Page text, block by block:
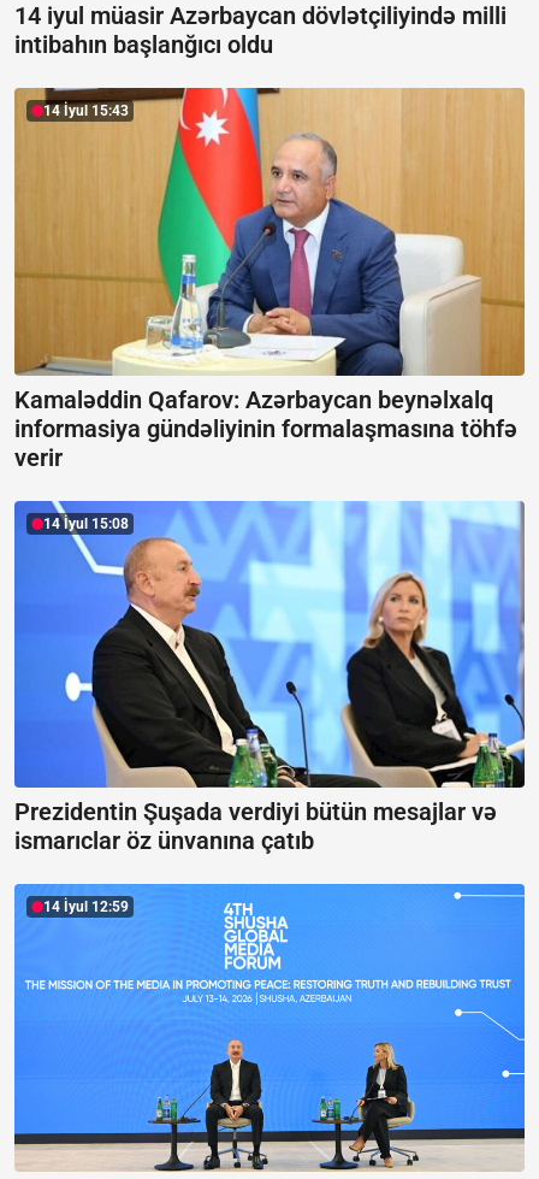
14 iyul müasir Azərbaycan dövlətçiliyində milli
intibahın başlanğıcı oldu
14 İyul 15:43
Kamaləddin Qafarov: Azərbaycan beynəlxalq
informasiya gündəliyinin formalaşmasına töhfə
verir
14 İyul 15:08
Prezidentin Şuşada verdiyi bütün mesajlar və
ismarıclar öz ünvanına çatıb
14 İyul 12:59